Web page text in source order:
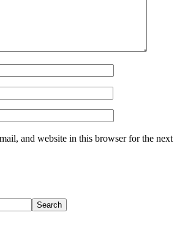
and website in this browser for the next
Search